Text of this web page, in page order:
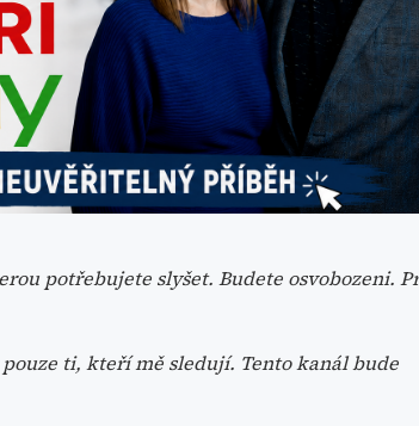
potřebujete slyšet. Budete osvobozeni.
ti, kteří mě sledují. Tento kanál bude